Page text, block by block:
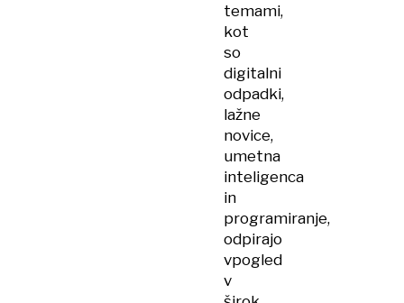
temami,
kot
so
digitalni
odpadki,
lažne
novice,
umetna
inteligenca
in
programiranje,
odpirajo
vpogled
v